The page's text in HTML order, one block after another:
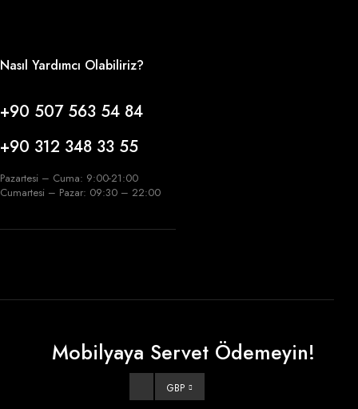
Nasıl Yardımcı Olabiliriz?
+90 507 563 54 84
+90 312 348 33 55
Pazartesi – Cuma: 9:00-21:00
Cumartesi – Pazar: 09:30 – 22:00
Mobilyaya Servet Ödemeyin!
GBP